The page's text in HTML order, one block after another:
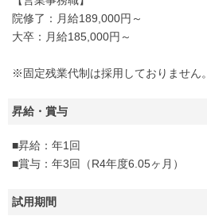
院修了：月給189,000円～
大卒：月給185,000円～
※固定残業代制は採用しておりません。
昇給・賞与
■昇給：年1回
■賞与：年3回（R4年度6.05ヶ月）
試用期間